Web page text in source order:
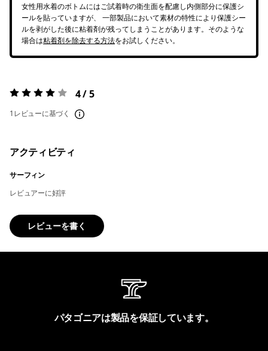
女性用水着のボトムにはご試着時の衛生面を配慮し内側部分に保護シ
ールを貼っていますが、 一部製品において素材の特性により保護シー
ルを剥がした後に粘着剤が残ってしまうことがあります。そのような
場合は粘着剤を除去する方法をお試しください。
評価:4 / 5 4 / 5
1レビューに基づく
アクティビティ
サーフィン
レビュアーに好評
レビューを書く
パタゴニアは製品を保証しています。